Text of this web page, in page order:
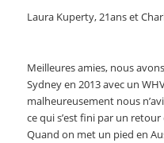
Laura Kuperty, 21ans et
Meilleures amies, nous
Sydney en 2013 avec un
malheureusement nous
ce qui s’est fini par un
Quand on met un pied en